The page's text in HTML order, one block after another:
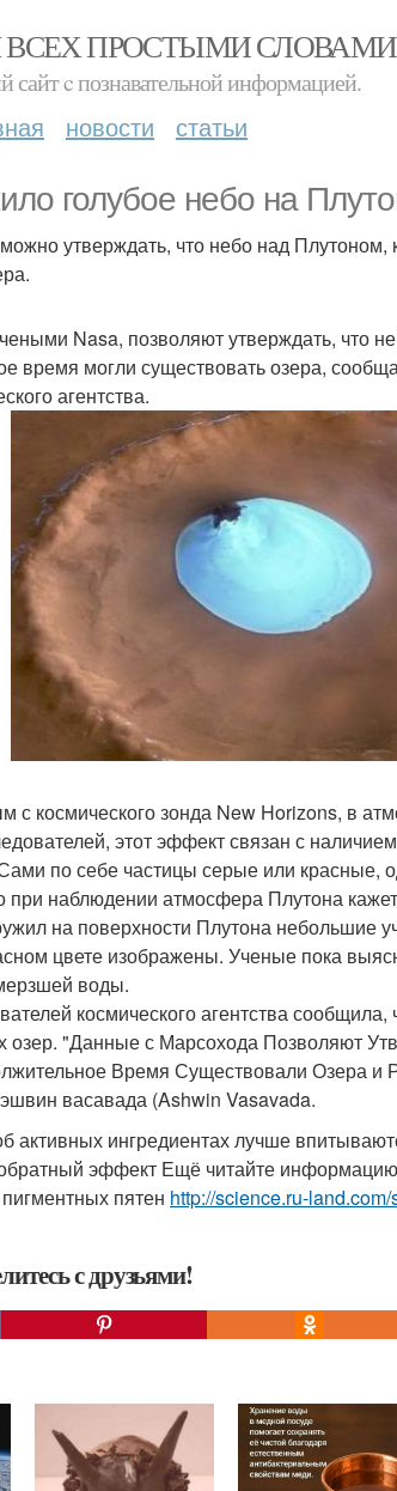
ВСЕХ ПРОСТЫМИ СЛОВАМИ
сайт c познавательной информацией.
новости статьи
голубое небо на
утверждать, что небо над Плутоном,
Nasa, позволяют утверждать, что
время могли существовать озера,
агентства.
космического зонда New Horizons, в
этот эффект связан с
по себе частицы серые или красные,
при наблюдении атмосфера Плутона
на поверхности Плутона небольшие
цвете изображены. Ученые пока
воды.
космического агентства
озер. "Данные с Марсохода Позволяют
Время Существовали Озера и
васавада (Ashwin Vasavada.
активных ингредиентах лучше
эффект Ещё читайте
пятен http://science.ru-land.com/
с друзьями!